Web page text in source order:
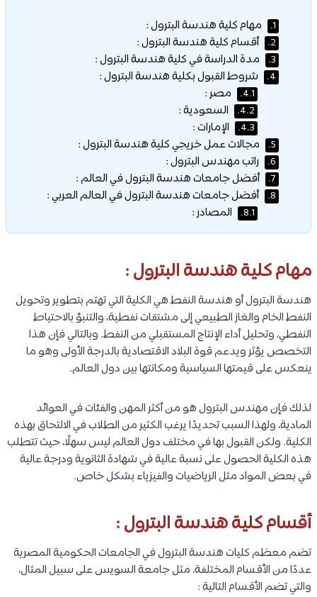
1. مهام كلية هندسة البترول :
2. أقسام كلية هندسة البترول :
3. مدة الدراسة في كلية هندسة البترول :
4. شروط القبول بكلية هندسة البترول :
4.1. مصر :
4.2. السعودية :
4.3. الإمارات :
5. مجالات عمل خريجي كلية هندسة البترول :
6. راتب مهندس البترول :
7. أفضل جامعات هندسة البترول في العالم :
8. أفضل جامعات هندسة البترول في العالم العربي :
8.1. المصادر :
مهام كلية هندسة البترول :
هندسة البترول أو هندسة النفط هي الكلية التي تهتم بتطوير وتحويل
النفط الخام والغاز الطبيعي إلى مشتقات نفطية، والتنبؤ بالاحتياط
النفطي، وتحليل أداء الإنتاج المستقبلي من النفط. وبالتالي فإن هذا
التخصص يؤثر ويدعم قوة البلاد الاقتصادية بالدرجة الأولى وهو ما
ينعكس على قيمتها السياسية ومكانتها بين دول العالم.
لذلك فإن مهندس البترول هو من أكثر المهن والفئات في العوائد
المادية، ولهذا السبب تحديدًا يرغب الكثير من الطلاب في الالتحاق بهذه
الكلية. ولكن القبول بها في مختلف دول العالم ليس سهلًا، حيث تتطلب
هذه الكلية الحصول على نسبة عالية في شهادة الثانوية ودرجة عالية
في بعض المواد مثل الرياضيات والفيزياء بشكل خاص.
أقسام كلية هندسة البترول :
تضم معظم كليات هندسة البترول في الجامعات الحكومية المصرية
عددًا من الأقسام المختلفة، مثل جامعة السويس على سبيل المثال،
والتي تضم الأقسام التالية :